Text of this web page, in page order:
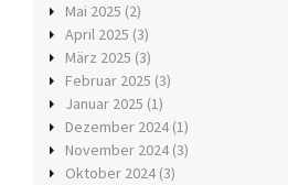
Mai 2025 (2)
April 2025 (3)
März 2025 (3)
Februar 2025 (3)
Januar 2025 (1)
Dezember 2024 (1)
November 2024 (3)
Oktober 2024 (3)